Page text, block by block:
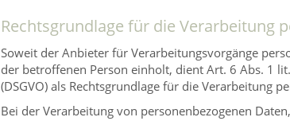
Rechtsgrundlage für die Verarbeitung
Soweit der Anbieter für Verarbeitungsvorgänge
der betroffenen Person einholt, dient Art. 6 Abs. 1
(DSGVO) als Rechtsgrundlage für die Verarbeitung
Bei der Verarbeitung von personenbezogenen